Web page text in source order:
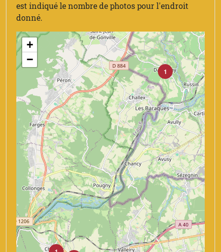
est indiqué le nombre de photos pour l'endroit
donné.
1
+
−